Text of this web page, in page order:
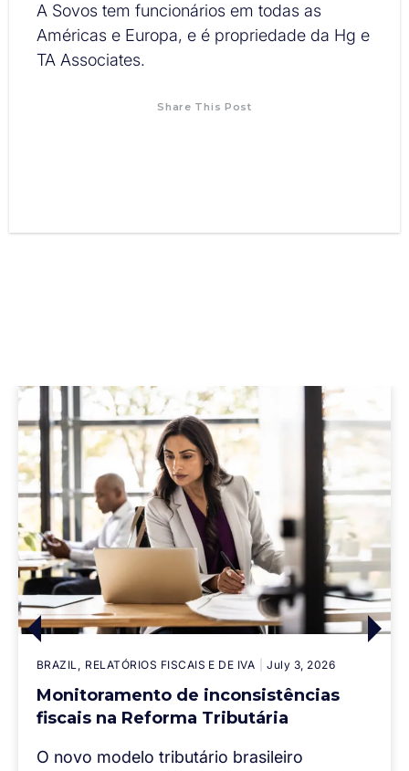
A Sovos tem funcionários em todas as
Américas e Europa, e é propriedade da Hg e
TA Associates.
Share This Post
BRAZIL RELATÓRIOS FISCAIS E DE IVA July 3, 2026
Monitoramento de inconsistências
fiscais na Reforma Tributária
O novo modelo tributário brasileiro